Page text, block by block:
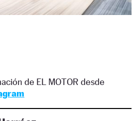
de EL MOTOR desde